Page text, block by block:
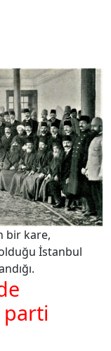
bir kare,
İstanbul
parti